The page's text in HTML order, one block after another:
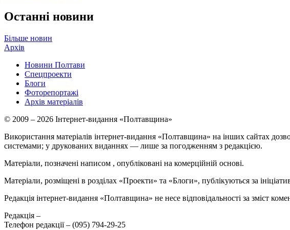
Останні новини
Більше новин
Архів
Новини Полтави
Спецпроекти
Блоги
Фоторепортажі
Архів матеріалів
© 2009 – 2026 Інтернет-видання «Полтавщина»
Використання матеріалів інтернет-видання «Полтавщина» на інших сайтах
системами; у друкованих виданнях — лише за погодженням з редакцією.
Матеріали, позначені написом , опубліковані на комерційній основі.
Матеріали, розміщені в розділах «Проекти» та «Блоги», публікуються за
Редакція інтернет-видання «Полтавщина» не несе відповідальності за зміст
Редакція –
Телефон редакції – (095) 794-29-25